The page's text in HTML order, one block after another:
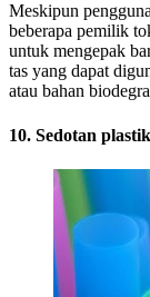
Meskipun
beberapa pemilik
untuk mengepak
tas yang dapat
atau bahan
10. Sedotan plastik